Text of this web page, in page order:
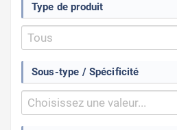
Type de produit
Sous-type / Spécificité